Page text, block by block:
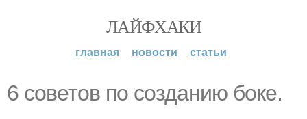
ЛАЙФХАКИ
главная новости статьи
6 советов по созданию боке.